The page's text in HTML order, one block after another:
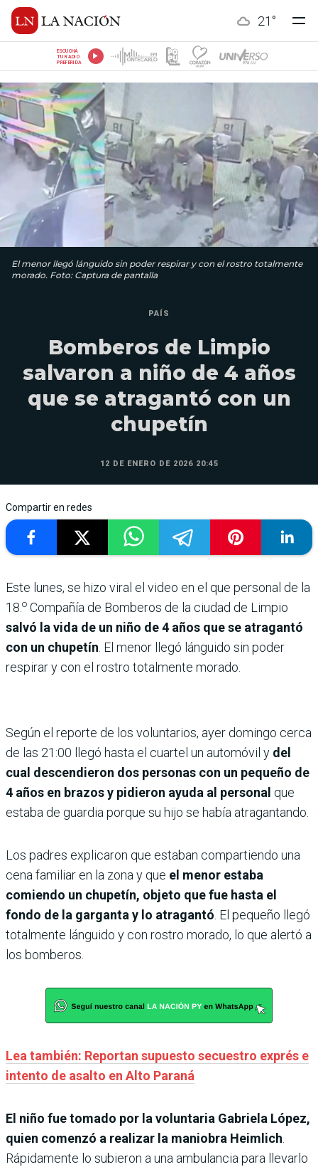
21 °
ESCUCHÁ
TU RADIO
PREFERIDA
El menor llegó lánguido sin poder respirar y con el rostro totalmente
morado. Foto: Captura de pantalla
PAÍS
Bomberos de Limpio
salvaron a niño de 4 años
que se atragantó con un
chupetín
12 DE ENERO DE 2026 20:45
Compartir en redes
Este lunes, se hizo viral el video en el que personal de la
18. o Compañía de Bomberos de la ciudad de Limpio
salvó la vida de un niño de 4 años que se atragantó
con un chupetín . El menor llegó lánguido sin poder
respirar y con el rostro totalmente morado.
Según el reporte de los voluntarios, ayer domingo cerca
de las 21:00 llegó hasta el cuartel un automóvil y del
cual descendieron dos personas con un pequeño de
4 años en brazos y pidieron ayuda al personal que
estaba de guardia porque su hijo se había atragantando.
Los padres explicaron que estaban compartiendo una
cena familiar en la zona y que el menor estaba
comiendo un chupetín, objeto que fue hasta el
fondo de la garganta y lo atragantó . El pequeño llegó
totalmente lánguido y con rostro morado, lo que alertó a
los bomberos.
Lea también: Reportan supuesto secuestro exprés e
intento de asalto en Alto Paraná
El niño fue tomado por la voluntaria Gabriela López,
quien comenzó a realizar la maniobra Heimlich
Rápidamente lo subieron a una ambulancia para llevarlo